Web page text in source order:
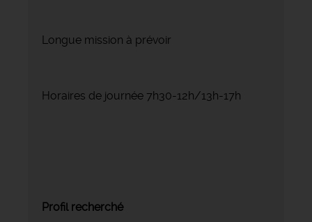
Longue mission à prévoir
Horaires de journée 7h30-12h/13h-17h
Profil recherché